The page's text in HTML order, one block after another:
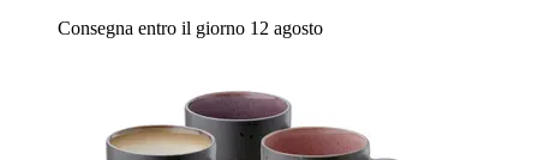
Consegna entro il giorno 12 agosto